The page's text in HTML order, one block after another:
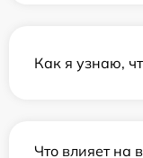
Как я узнаю,
Что влияет на